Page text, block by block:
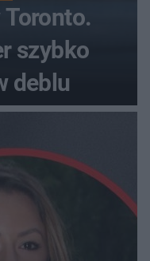
Toronto.
szybko
deblu